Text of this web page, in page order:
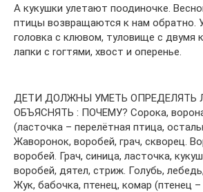
А кукушки улетают поодиночке.
птицы возвращаются к нам обратно.
головка с клювом, туловище с двумя
лапки с rогтями, хвост и оперенье.
ДЕТИ ДОЛЖНЫ УМЕТЬ ОПРЕДЕЛЯТЬ
ОБЪЯСНЯТЬ : ПОЧЕМУ? Сорока,
(ласточка – перелётная птица,
Жаворонок, воробей, грач, скворец.
воробей. Грач, синица, ласточка,
воробей, дятел, стриж. Голубь,
Жук, бабочка, птенец, комар (птенец